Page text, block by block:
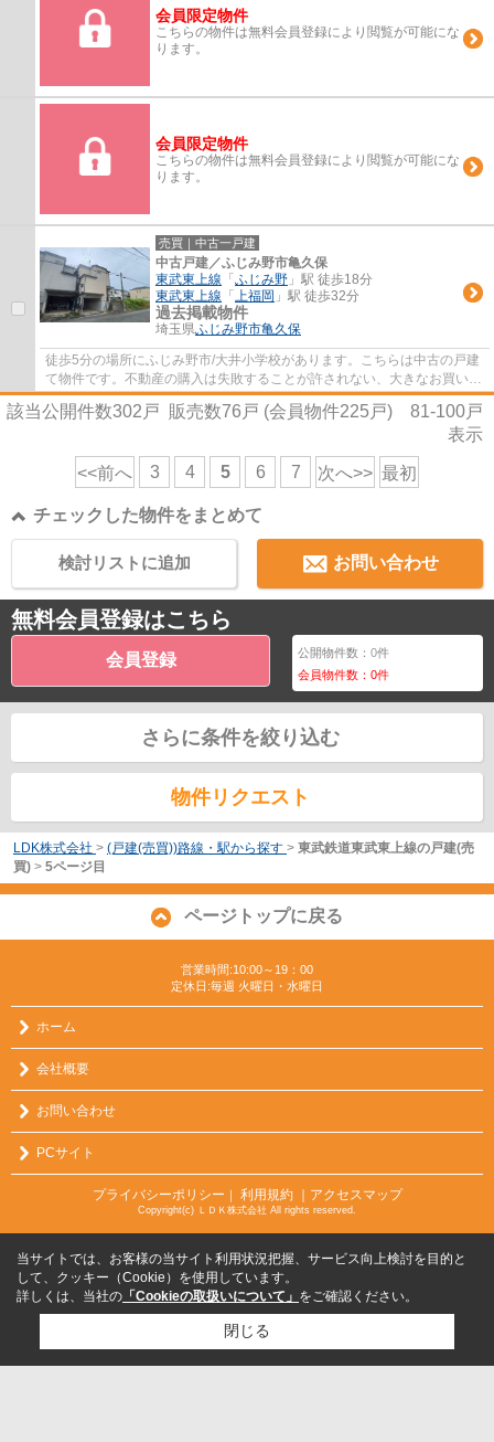
会員限定物件
こちらの物件は無料会員登録により閲覧が可能にな
ります。
会員限定物件
こちらの物件は無料会員登録により閲覧が可能にな
ります。
売買｜中古一戸建
中古戸建／ふじみ野市亀久保
東武東上線 「 ふじみ野 」駅 徒歩18分
東武東上線 「 上福岡 」駅 徒歩32分
過去掲載物件
埼玉県ふじみ野市亀久保
徒歩5分の場所にふじみ野市/大井小学校があります。こちらは中古の戸建
て物件です。不動産の購入は失敗することが許されない、大きなお買い物
です。ＬＤＫはこの地域に特化しているの...
該当公開件数302 戸 販売数76 戸 (会員物件225 戸) 81-100戸
表示
<<前へ 3 4 5 6 7 次へ>> 最初
チェックした物件をまとめて
お問い合わせ
検討リストに追加
無料会員登録はこちら
会員登録 公開物件数：0件
会員物件数：0件
さらに条件を絞り込む
物件リクエスト
LDK株式会社 > (戸建(売買))路線・駅から探す > 東武鉄道東武東上線の戸建(売
買) > 5ページ目
ページトップに戻る
営業時間:10:00～19：00
定休日:毎週 火曜日・水曜日
ホーム
会社概要
お問い合わせ
PCサイト
プライバシーポリシー ｜ 利用規約 ｜アクセスマップ
Copyright(c) ＬＤＫ株式会社 All rights reserved.
当サイトでは、お客様の当サイト利用状況把握、サービス向上検討を目的と
して、クッキー（Cookie）を使用しています。
詳しくは、当社の 「Cookieの取扱いについて」 をご確認ください。
閉じる